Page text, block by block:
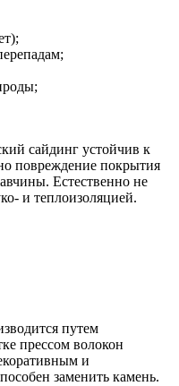
сайдинг устойчив к
повреждение покрытия
Естественно не
и теплоизоляцией.
путем
прессом волокон
и
заменить камень.